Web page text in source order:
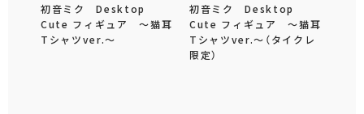
初音ミク Desktop
Cute フィギュア ～猫耳
Tシャツver.～
初音ミク Desktop
Cute フィギュア ～猫耳
Tシャツver.～（タイクレ
限定）